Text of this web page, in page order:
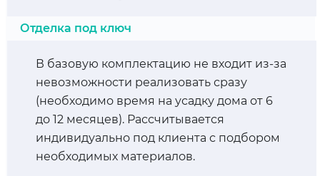
Отделка под ключ
В базовую комплектацию не входит из-за
невозможности реализовать сразу
(необходимо время на усадку дома от 6
до 12 месяцев). Рассчитывается
индивидуально под клиента с подбором
необходимых материалов.